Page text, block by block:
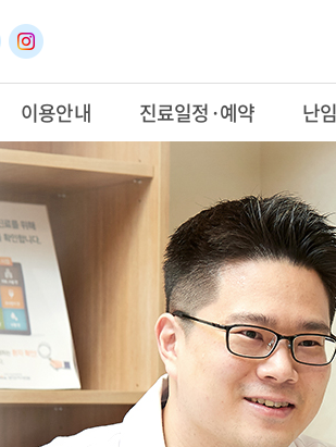
이용안내 진료일정·예약 난